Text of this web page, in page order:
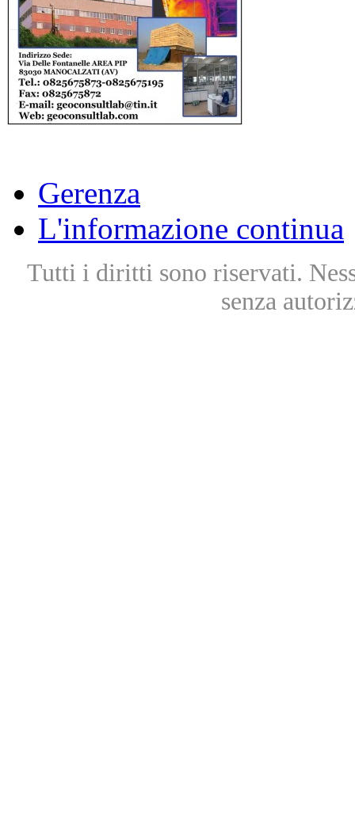
Gerenza
L'informazione continua
Tutti i diritti sono riservati.
senza